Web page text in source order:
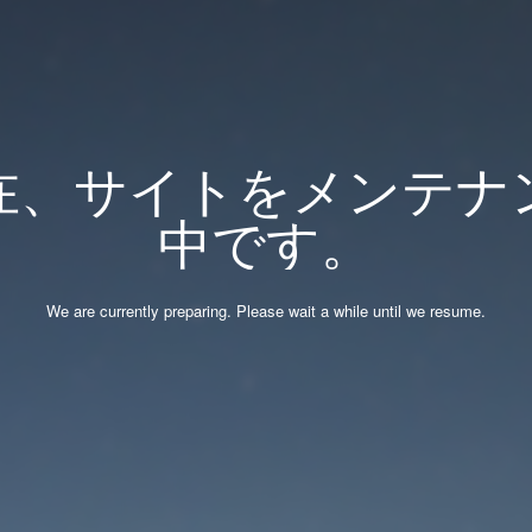
、サイトをメンテナ
中です。
We are currently preparing. Please wait a while until we resume.